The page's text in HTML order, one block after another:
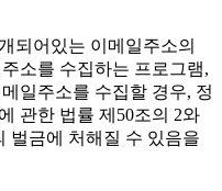
되어있는 이메일주소의
소를 수집하는 프로그램,
일주소를 수집할 경우, 정
관한 법률 제50조의 2와
벌금에 처해질 수 있음을